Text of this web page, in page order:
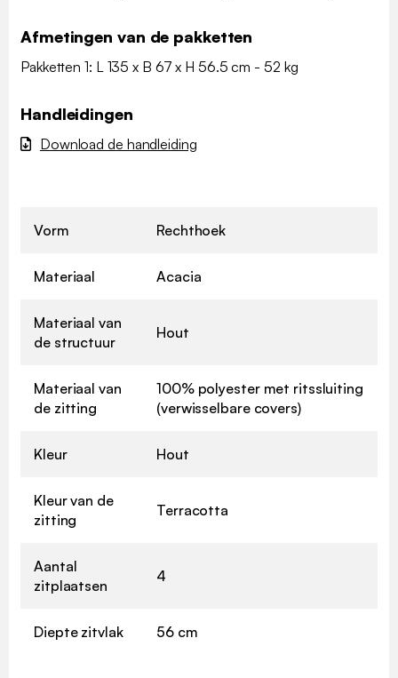
Afmetingen van de pakketten
Pakketten 1: L 135 x B 67 x H 56.5 cm - 52 kg
Handleidingen
Download de handleiding
Vorm Rechthoek
Materiaal Acacia
Materiaal van
de structuur
Hout
Materiaal van
de zitting
100% polyester met ritssluiting
(verwisselbare covers)
Kleur Hout
Kleur van de
zitting
Terracotta
Aantal
zitplaatsen
4
Diepte zitvlak 56 cm